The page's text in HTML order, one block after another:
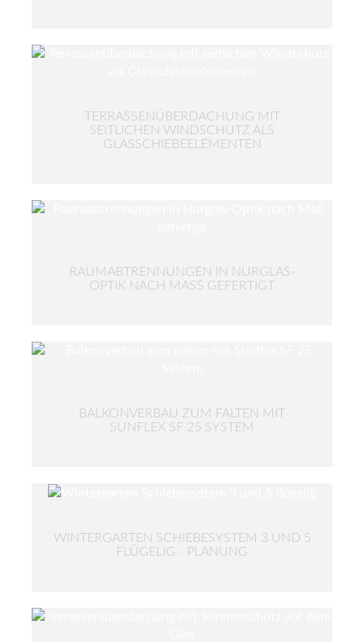
TERRASSENÜBERDACHUNG MIT
SEITLICHEN WINDSCHUTZ ALS
GLASSCHIEBEELEMENTEN
RAUMABTRENNUNGEN IN NURGLAS-
OPTIK NACH MASS GEFERTIGT
BALKONVERBAU ZUM FALTEN MIT
SUNFLEX SF 25 SYSTEM
WINTERGARTEN SCHIEBESYSTEM 3 UND 5
FLÜGELIG - PLANUNG